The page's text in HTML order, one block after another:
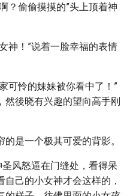
？偷偷摸摸的”头上顶着神
神！”说着一脸幸福的表情
可怜的妹妹被你看中了！”
然後晓有兴趣的望向高手刚
是一个极其可爱的背影。
风怒逼在门缝处，看得呆
己的小女神才会这样的，